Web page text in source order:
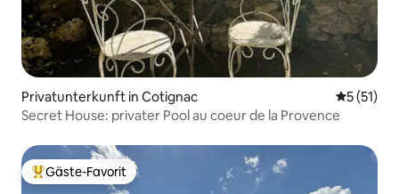
Privatunterkunft in Cotignac
5 (51)
Secret House: privater Pool au coeur de la Provence
Beliebter Gäste-Favorit.
Gäste-Favorit